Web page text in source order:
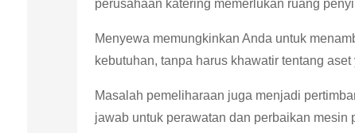
perusahaan katering memerlukan ruang
Menyewa memungkinkan Anda untuk
kebutuhan, tanpa harus khawatir tentang
Masalah pemeliharaan juga menjadi
jawab untuk perawatan dan perbaikan